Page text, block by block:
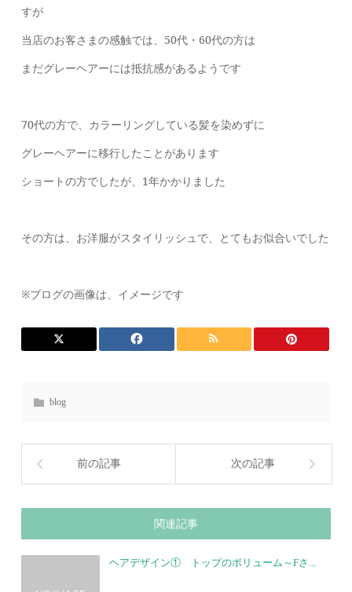
すが
当店のお客さまの感触では、50代・60代の方は
まだグレーヘアーには抵抗感があるようです
70代の方で、カラーリングしている髪を染めずに
グレーヘアーに移行したことがあります
ショートの方でしたが、1年かかりました
その方は、お洋服がスタイリッシュで、とてもお似合いでした
※ブログの画像は、イメージです
blog
前の記事 次の記事
関連記事
ヘアデザイン① トップのボリューム～Fさ...